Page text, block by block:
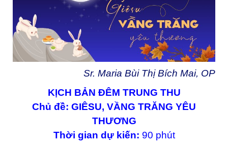
Sr. Maria Bùi Thị Bích Mai, OP
KỊCH BẢN ĐÊM TRUNG THU
Chủ đề: GIÊSU, VẦNG TRĂNG YÊU
THƯƠNG
Thời gian dự kiến: 90 phút